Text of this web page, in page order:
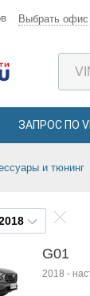
Выбрать офис
ЗАПРОС ПО
и тюнинг
G01
2018 -